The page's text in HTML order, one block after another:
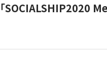
「SOCIALSHIP2020